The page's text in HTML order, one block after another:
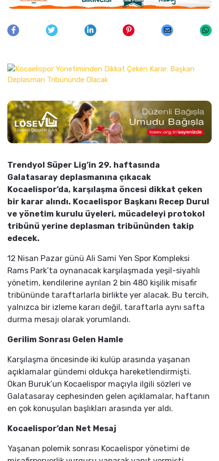
Trendyol Süper Lig’in 29. haftasında
Galatasaray deplasmanına çıkacak
Kocaelispor’da, karşılaşma öncesi dikkat çeken
bir karar alındı. Kocaelispor Başkanı Recep Durul
ve yönetim kurulu üyeleri, mücadeleyi protokol
tribünü yerine deplasman tribününden takip
edecek.
12 Nisan Pazar günü Ali Sami Yen Spor Kompleksi
Rams Park’ta oynanacak karşılaşmada yeşil-siyahlı
yönetim, kendilerine ayrılan 2 bin 480 kişilik misafir
tribününde taraftarlarla birlikte yer alacak. Bu tercih,
yalnızca bir izleme kararı değil, taraftarla aynı safta
durma mesajı olarak yorumlandı.
Gerilim Sonrası Gelen Hamle
Karşılaşma öncesinde iki kulüp arasında yaşanan
açıklamalar gündemi oldukça hareketlendirmişti.
Okan Buruk’un Kocaelispor maçıyla ilgili sözleri ve
Galatasaray cephesinden gelen açıklamalar, haftanın
en çok konuşulan başlıkları arasında yer aldı.
Kocaelispor’dan Net Mesaj
Yaşanan polemik sonrası Kocaelispor yönetimi de